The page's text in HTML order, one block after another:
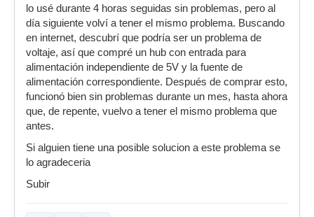
lo usé durante 4 horas seguidas sin problemas, pero al
día siguiente volví a tener el mismo problema. Buscando
en internet, descubrí que podría ser un problema de
voltaje, así que compré un hub con entrada para
alimentación independiente de 5V y la fuente de
alimentación correspondiente. Después de comprar esto,
funcionó bien sin problemas durante un mes, hasta ahora
que, de repente, vuelvo a tener el mismo problema que
antes.
Si alguien tiene una posible solucion a este problema se
lo agradeceria
Subir